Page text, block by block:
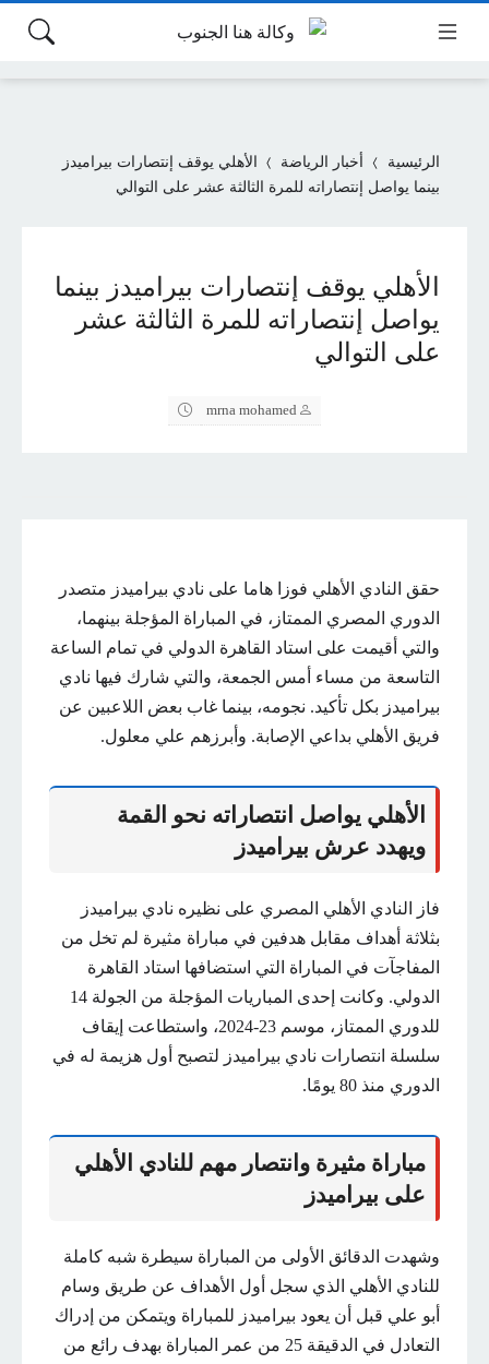
الرئيسية أخبار الرياضة
الأهلي يوقف إنتصارات بيراميدز
بينما يواصل إنتصاراته للمرة الثالثة عشر على التوالي
الأهلي يوقف إنتصارات بيراميدز بينما
يواصل إنتصاراته للمرة الثالثة عشر
على التوالي
mrna mohamed
حقق النادي الأهلي فوزا هاما على نادي بيراميدز متصدر
الدوري المصري الممتاز، في المباراة المؤجلة بينهما،
والتي أقيمت على استاد القاهرة الدولي في تمام الساعة
التاسعة من مساء أمس الجمعة، والتي شارك فيها نادي
بيراميدز بكل تأكيد. نجومه، بينما غاب بعض اللاعبين عن
فريق الأهلي بداعي الإصابة. وأبرزهم علي معلول.
الأهلي يواصل انتصاراته نحو القمة
ويهدد عرش بيراميدز
فاز النادي الأهلي المصري على نظيره نادي بيراميدز
بثلاثة أهداف مقابل هدفين في مباراة مثيرة لم تخل من
المفاجآت في المباراة التي استضافها استاد القاهرة
الدولي. وكانت إحدى المباريات المؤجلة من الجولة 14
للدوري الممتاز، موسم 23-2024، واستطاعت إيقاف
سلسلة انتصارات نادي بيراميدز لتصبح أول هزيمة له في
الدوري منذ 80 يومًا.
مباراة مثيرة وانتصار مهم للنادي الأهلي
على بيراميدز
وشهدت الدقائق الأولى من المباراة سيطرة شبه كاملة
للنادي الأهلي الذي سجل أول الأهداف عن طريق وسام
أبو علي قبل أن يعود بيراميدز للمباراة ويتمكن من إدراك
التعادل في الدقيقة 25 من عمر المباراة بهدف رائع من